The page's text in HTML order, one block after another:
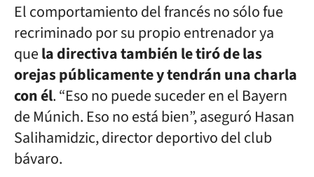
El comportamiento del francés no sólo fue
recriminado por su propio entrenador ya
quela directiva también le tiró de las
orejas públicamente y tendrán una charla
con él. “Eso no puede suceder en el Bayern
de Múnich. Eso no está bien”, aseguró Hasan
Salihamidzic, director deportivo del club
bávaro.